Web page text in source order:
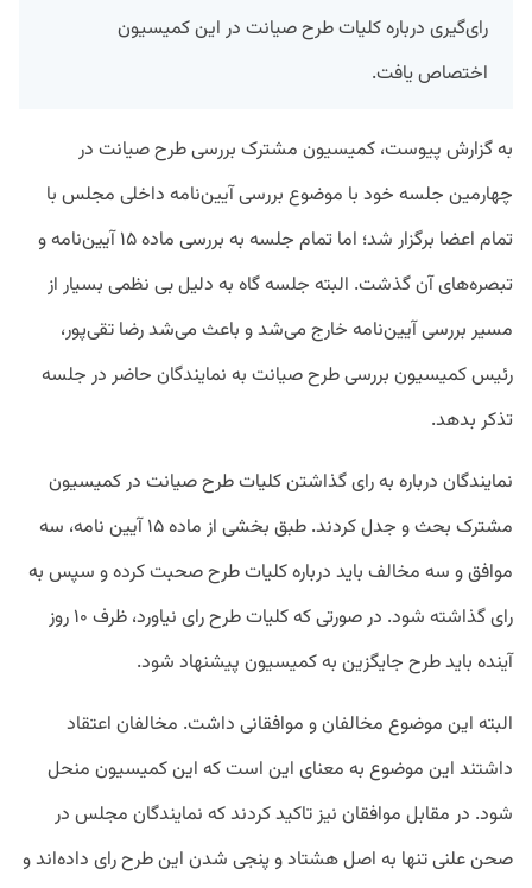
رای‌گیری درباره کلیات طرح صیانت در این کمیسیون
اختصاص یافت.
به گزارش پیوست، کمیسیون مشترک بررسی طرح صیانت در
چهارمین جلسه خود با موضوع بررسی آیین‌نامه داخلی مجلس با
تمام اعضا برگزار شد؛ اما تمام جلسه به بررسی ماده ۱۵ آیین‌نامه و
تبصره‌های آن گذشت. البته جلسه گاه به دلیل بی نظمی بسیار از
مسیر بررسی آیین‌نامه خارج می‌شد و باعث می‌شد رضا تقی‌پور،
رئیس کمیسیون بررسی طرح صیانت به نمایندگان حاضر در جلسه
تذکر بدهد.
نمایندگان درباره به رای گذاشتن کلیات طرح صیانت در کمیسیون
مشترک بحث و جدل کردند. طبق بخشی از ماده ۱۵ آیین نامه، سه
موافق و سه مخالف باید درباره کلیات طرح صحبت کرده و سپس به
رای گذاشته شود. در صورتی که کلیات طرح رای نیاورد، ظرف ۱۰ روز
آینده باید طرح جایگزین به کمیسیون پیشنهاد شود.
البته این موضوع مخالفان و موافقانی داشت. مخالفان اعتقاد
داشتند این موضوع به معنای این است که این کمیسیون منحل
شود. در مقابل موافقان نیز تاکید کردند که نمایندگان مجلس در
صحن علنی تنها به اصل هشتاد و پنجی شدن این طرح رای داده‌‌اند و